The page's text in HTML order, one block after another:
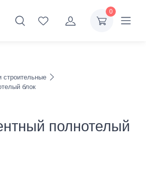
0
строительные
блок
полнотелый